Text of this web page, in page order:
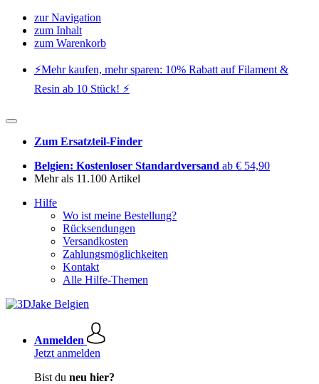
zur Navigation
zum Inhalt
zum Warenkorb
⚡️Mehr kaufen, mehr sparen: 10% Rabatt auf Filament &
Resin ab 10 Stück! ⚡️
Zum Ersatzteil-Finder
Belgien: Kostenloser Standardversand ab € 54,90
Mehr als 11.100 Artikel
Hilfe
Wo ist meine Bestellung?
Rücksendungen
Versandkosten
Zahlungsmöglichkeiten
Kontakt
Alle Hilfe-Themen
Anmelden
Jetzt anmelden
Bist du neu hier?